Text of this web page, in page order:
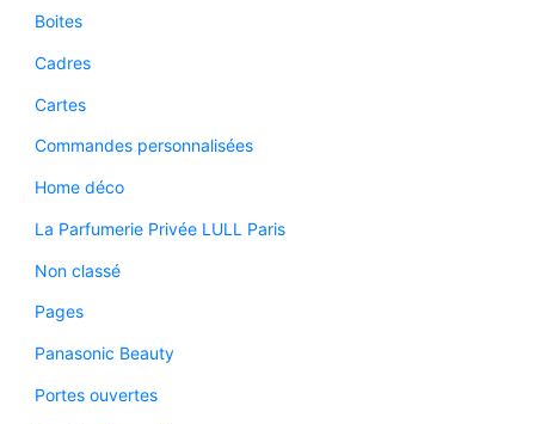
Boites
Cadres
Cartes
Commandes personnalisées
Home déco
La Parfumerie Privée LULL Paris
Non classé
Pages
Panasonic Beauty
Portes ouvertes